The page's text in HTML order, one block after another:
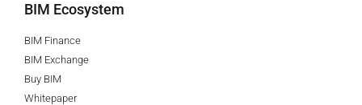
BIM Ecosystem
BIM Finance
BIM Exchange
Buy BIM
Whitepaper